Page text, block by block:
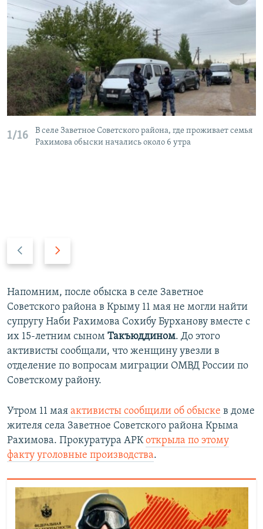
1/16
В селе Заветное Советского района, где проживает семья
Рахимова обыски начались около 6 утра
д
ы
д
у
щ
и
й
л
а
й
д
д
у
ю
щ
и
й
с
а
й
д
Напомним, после обыска в селе Заветное
Советского района в Крыму 11 мая не могли найти
супругу Наби Рахимова Сохибу Бурханову вместе с
их 15-летним сыном Такъюддином. До этого
активисты сообщали, что женщину увезли в
отделение по вопросам миграции ОМВД России по
Советскому району.
Утром 11 мая активисты сообщили об обыске в доме
жителя села Заветное Советского района Крыма
Рахимова. Прокуратура АРКоткрыла по этому
факту уголовные производства.